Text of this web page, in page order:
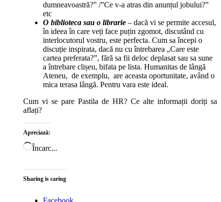
dumneavoastră?” /”Ce v-a atras din anunțul jobului?”
etc
O biblioteca sau o librarie– dacă vi se permite accesul,
în ideea în care veți face puțin zgomot, discutând cu
interlocutorul vostru, este perfecta. Cum sa începi o
discuție inspirata, dacă nu cu întrebarea „Care este
cartea preferata?”, fără sa fii deloc deplasat sau sa sune
a întrebare clișeu, bifata pe lista. Humanitas de lângă
Ateneu, de exemplu, are aceasta oportunitate, având o
mica terasa lângă. Pentru vara este ideal.
Cum vi se pare Pastila de HR? Ce alte informații doriți sa
aflați?
Apreciază:
Încarc...
Sharing is caring